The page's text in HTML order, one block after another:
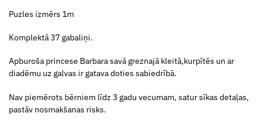
Puzles izmērs 1m
Komplektā 37 gabaliņi.
Apburoša princese Barbara savā greznajā kleitā,kurpītēs un ar
diadēmu uz galvas ir gatava doties sabiedrībā.
Nav piemērots bērniem līdz 3 gadu vecumam, satur sīkas detaļas,
pastāv nosmakšanas risks.